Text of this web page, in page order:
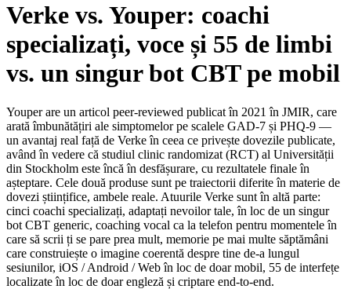
Verke vs. Youper: coachi
specializați, voce și 55 de limbi
vs. un singur bot CBT pe mobil
Youper are un articol peer-reviewed publicat în 2021 în JMIR, care
arată îmbunătățiri ale simptomelor pe scalele GAD-7 și PHQ-9 —
un avantaj real față de Verke în ceea ce privește dovezile publicate,
având în vedere că studiul clinic randomizat (RCT) al Universității
din Stockholm este încă în desfășurare, cu rezultatele finale în
așteptare. Cele două produse sunt pe traiectorii diferite în materie de
dovezi științifice, ambele reale. Atuurile Verke sunt în altă parte:
cinci coachi specializați, adaptați nevoilor tale, în loc de un singur
bot CBT generic, coaching vocal ca la telefon pentru momentele în
care să scrii ți se pare prea mult, memorie pe mai multe săptămâni
care construiește o imagine coerentă despre tine de-a lungul
sesiunilor, iOS / Android / Web în loc de doar mobil, 55 de interfețe
localizate în loc de doar engleză și criptare end-to-end.